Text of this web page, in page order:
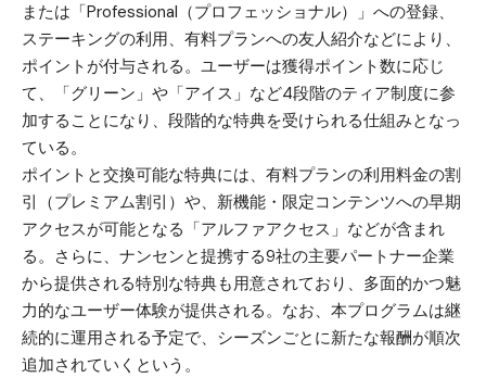
または「Professional（プロフェッショナル）」への登録、
ステーキングの利用、有料プランへの友人紹介などにより、
ポイントが付与される。ユーザーは獲得ポイント数に応じ
て、「グリーン」や「アイス」など4段階のティア制度に参
加することになり、段階的な特典を受けられる仕組みとなっ
ている。
ポイントと交換可能な特典には、有料プランの利用料金の割
引（プレミアム割引）や、新機能・限定コンテンツへの早期
アクセスが可能となる「アルファアクセス」などが含まれ
る。さらに、ナンセンと提携する9社の主要パートナー企業
から提供される特別な特典も用意されており、多面的かつ魅
力的なユーザー体験が提供される。なお、本プログラムは継
続的に運用される予定で、シーズンごとに新たな報酬が順次
追加されていくという。